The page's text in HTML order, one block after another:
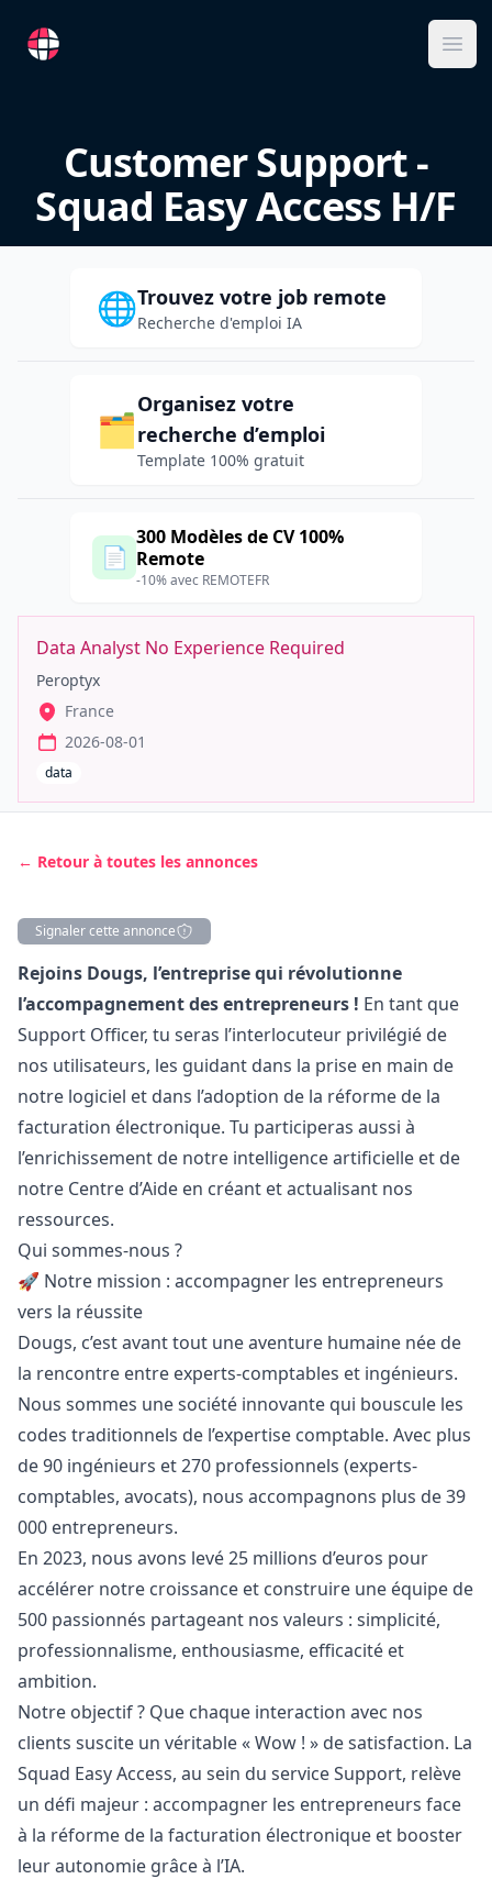
RemoteFR
Customer Support -
Squad Easy Access H/F
🌐Trouvez votre job remote
Recherche d'emploi IA
🗂️
Organisez votre
recherche d’emploi
Template 100% gratuit
📄
300 Modèles de CV 100%
Remote
-10% avec REMOTEFR
Data Analyst No Experience Required
Peroptyx
France
2026-08-01
data
← Retour à toutes les annonces
Signaler cette annonce
Description
Rejoins Dougs, l’entreprise qui révolutionne
l’accompagnement des entrepreneurs ! En tant que
Support Officer, tu seras l’interlocuteur privilégié de
nos utilisateurs, les guidant dans la prise en main de
notre logiciel et dans l’adoption de la réforme de la
facturation électronique. Tu participeras aussi à
l’enrichissement de notre intelligence artificielle et de
notre Centre d’Aide en créant et actualisant nos
ressources.
Qui sommes-nous ?
🚀 Notre mission : accompagner les entrepreneurs
vers la réussite
Dougs, c’est avant tout une aventure humaine née de
la rencontre entre experts-comptables et ingénieurs.
Nous sommes une société innovante qui bouscule les
codes traditionnels de l’expertise comptable. Avec plus
de 90 ingénieurs et 270 professionnels (experts-
comptables, avocats), nous accompagnons plus de 39
000 entrepreneurs.
En 2023, nous avons levé 25 millions d’euros pour
accélérer notre croissance et construire une équipe de
500 passionnés partageant nos valeurs : simplicité,
professionnalisme, enthousiasme, efficacité et
ambition.
Notre objectif ? Que chaque interaction avec nos
clients suscite un véritable « Wow ! » de satisfaction. La
Squad Easy Access, au sein du service Support, relève
un défi majeur : accompagner les entrepreneurs face
à la réforme de la facturation électronique et booster
leur autonomie grâce à l’IA.